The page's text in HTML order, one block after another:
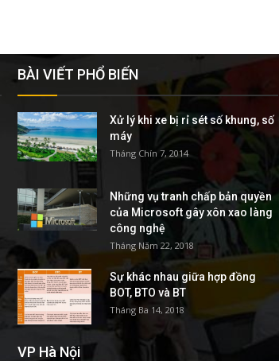
BÀI VIẾT PHỔ BIẾN
Xử lý khi xe bị rỉ sét số khung, số
máy
Tháng Chín 7, 2014
Những vụ tranh chấp bản quyền
của Microsoft gây xôn xao làng
công nghệ
Tháng Năm 22, 2018
Sự khác nhau giữa hợp đồng
BOT, BTO và BT
Tháng Ba 14, 2018
VP Hà Nội